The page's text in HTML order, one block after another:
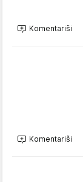
Komentariši
Komentariši